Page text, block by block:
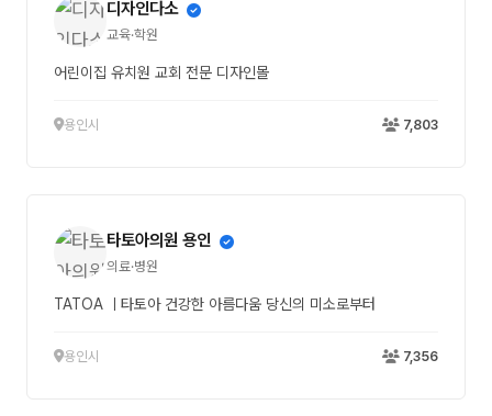
디자인다소
교육·학원
어린이집 유치원 교회 전문 디자인몰
용인시 7,803
타토아의원 용인
의료·병원
TATOA ㅣ타토아 건강한 아름다움 당신의 미소로부터
용인시 7,356